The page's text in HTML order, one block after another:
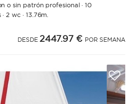
o sin patrón profesional·10
· 2 wc · 13.76m.
DESDE 2447.97 € POR SEMANA